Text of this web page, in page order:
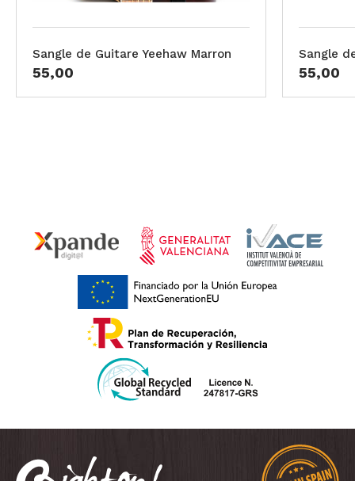
Sangle de Guitare Yeehaw Marron
55,00
Sangle
55,00